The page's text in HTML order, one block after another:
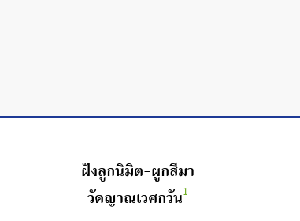
ฝังลูกนิมิต-ผูกสีมา
วัดญาณเวศกวัน1